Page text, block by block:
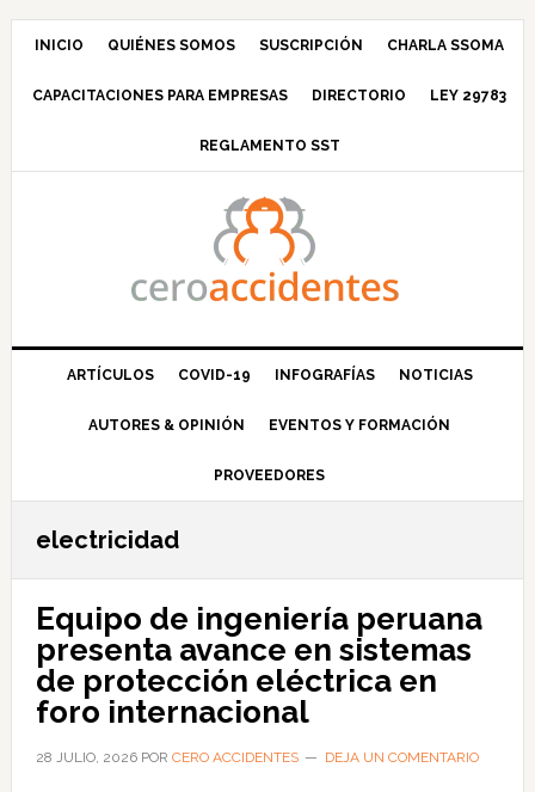
Saltar
navegación
Saltar
principal
Saltar
barra
principal
Saltar
INICIO QUIÉNES SOMOS SUSCRIPCIÓN CHARLA SSOMA
CAPACITACIONES PARA EMPRESAS DIRECTORIO LEY 29783
REGLAMENTO SST
ARTÍCULOS COVID-19 INFOGRAFÍAS NOTICIAS
AUTORES & OPINIÓN EVENTOS Y FORMACIÓN
PROVEEDORES
electricidad
Equipo de ingeniería peruana
presenta avance en sistemas
de protección eléctrica en
foro internacional
28 JULIO, 2026POR CERO ACCIDENTES DEJA UN COMENTARIO